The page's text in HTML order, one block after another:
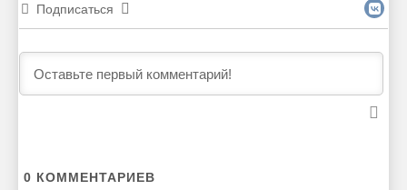
Подписаться
0 КОММЕНТАРИЕВ